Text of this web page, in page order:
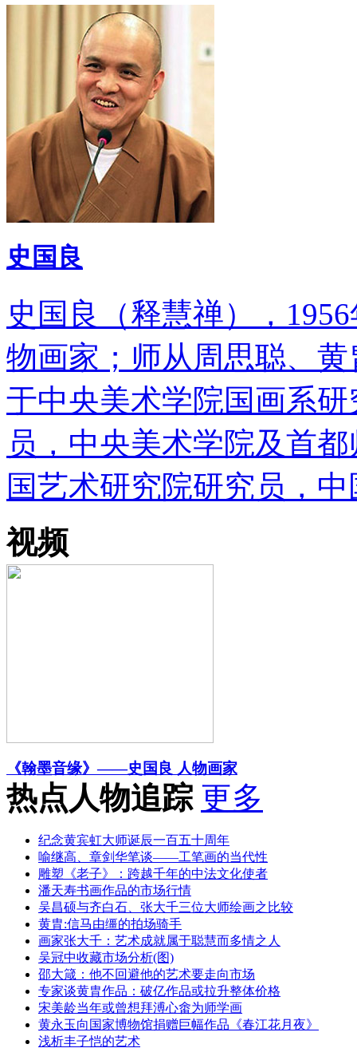
史国良
史国良（释慧禅），
物画家；师从周思聪、
于中央美术学院国画系
员，中央美术学院及首
国艺术研究院研究员，
视频
《翰墨音缘》——史国良 人物画家
热点人物追踪 更多
纪念黄宾虹大师诞辰一百五十周年
喻继高、章剑华笔谈——工笔画的当代性
雕塑《老子》：跨越千年的中法文化使者
潘天寿书画作品的市场行情
吴昌硕与齐白石、张大千三位大师绘画之比较
黄胄:信马由缰的拍场骑手
画家张大千：艺术成就属于聪慧而多情之人
吴冠中收藏市场分析(图)
邵大箴：他不回避他的艺术要走向市场
专家谈黄胄作品：破亿作品或拉升整体价格
宋美龄当年或曾想拜溥心畬为师学画
黄永玉向国家博物馆捐赠巨幅作品《春江花月夜》
浅析丰子恺的艺术